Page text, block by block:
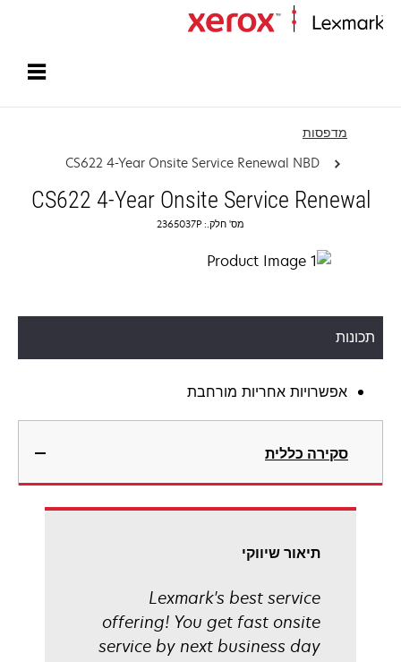
מדפסות
CS622 4-Year Onsite Service Renewal NBD
CS622 4-Year Onsite Service Renewal
מס' חלק.: 2365037P
תכונות
אפשרויות אחריות מורחבת
סקירה כללית
תיאור שיווקי
Lexmark's best service
offering! You get fast onsite
service by next business day